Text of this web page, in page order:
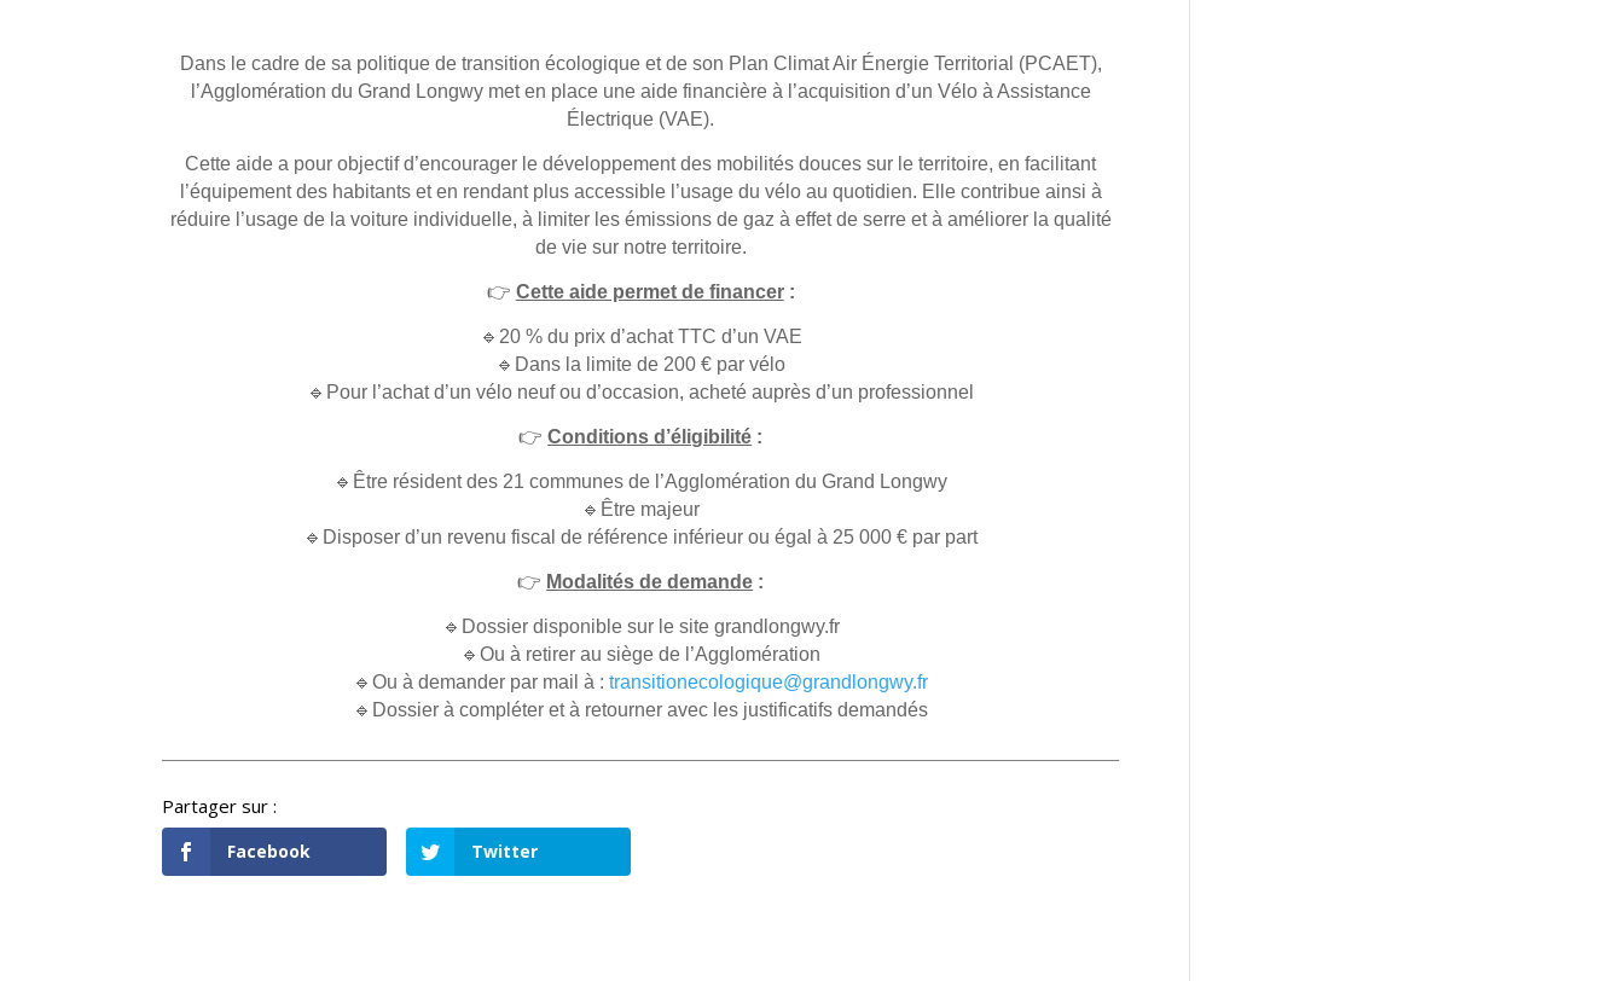
Dans le cadre de sa politique de transition écologique et de son Plan Climat Air Énergie Territorial (PCAET),
l’Agglomération du Grand Longwy met en place une aide financière à l’acquisition d’un Vélo à Assistance
Électrique (VAE).
Cette aide a pour objectif d’encourager le développement des mobilités douces sur le territoire, en facilitant
l’équipement des habitants et en rendant plus accessible l’usage du vélo au quotidien. Elle contribue ainsi à
réduire l’usage de la voiture individuelle, à limiter les émissions de gaz à effet de serre et à améliorer la qualité
de vie sur notre territoire.
👉 Cette aide permet de financer:
🔹20 % du prix d’achat TTC d’un VAE
🔹Dans la limite de 200 € par vélo
🔹Pour l’achat d’un vélo neuf ou d’occasion, acheté auprès d’un professionnel
👉Conditions d’éligibilité :
🔹Être résident des 21 communes de l’Agglomération du Grand Longwy
🔹Être majeur
🔹Disposer d’un revenu fiscal de référence inférieur ou égal à 25 000 € par part
👉 Modalités de demande :
🔹Dossier disponible sur le site grandlongwy.fr
🔹Ou à retirer au siège de l’Agglomération
🔹Ou à demander par mail à :transitionecologique@grandlongwy.fr
🔹Dossier à compléter et à retourner avec les justificatifs demandés
Facebook Twitter